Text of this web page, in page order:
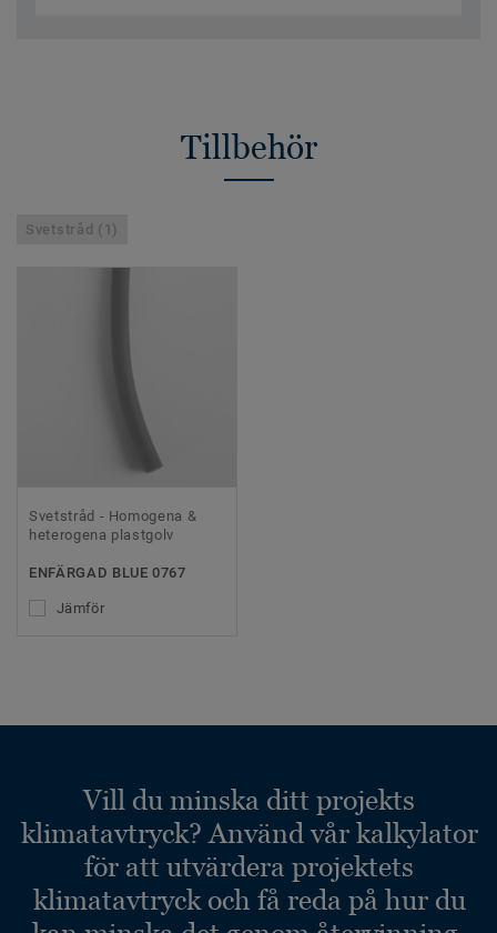
Tillbehör
Svetstråd (1)
Svetstråd - Homogena &
heterogena plastgolv
ENFÄRGAD BLUE 0767
Jämför
Vill du minska ditt projekts
klimatavtryck? Använd vår kalkylator
för att utvärdera projektets
klimatavtryck och få reda på hur du